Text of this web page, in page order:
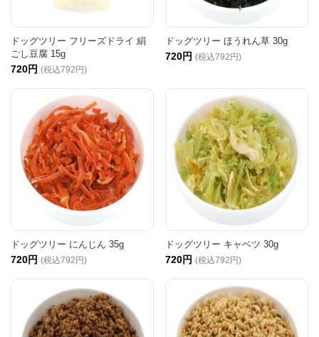
ドッグツリー フリーズドライ 絹
ごし豆腐 15g
720円 (税込792円)
ドッグツリー ほうれん草 30g
720円 (税込792円)
ドッグツリー にんじん 35g
720円 (税込792円)
ドッグツリー キャベツ 30g
720円 (税込792円)